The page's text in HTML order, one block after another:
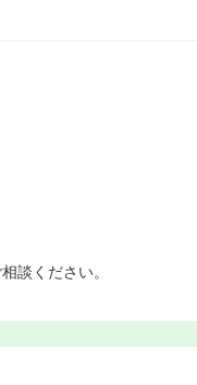
談ください。